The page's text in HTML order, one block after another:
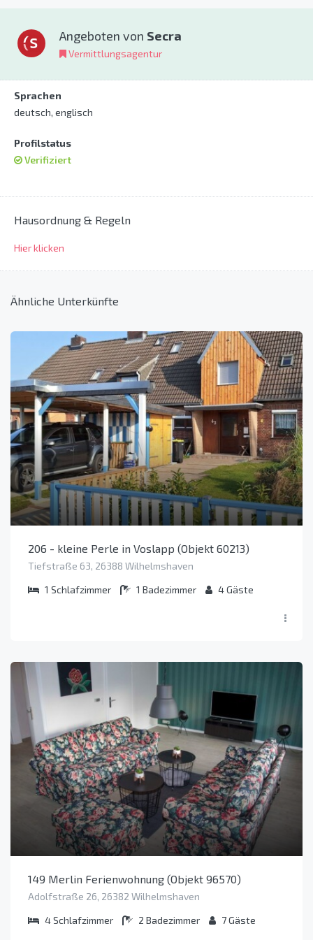
Angeboten von Secra
Vermittlungsagentur
Sprachen
deutsch, englisch
Profilstatus
Verifiziert
Hausordnung & Regeln
Hier klicken
Ähnliche Unterkünfte
206 - kleine Perle in Voslapp (Objekt 60213)
Tiefstraße 63, 26388 Wilhelmshaven
1 Schlafzimmer 1 Badezimmer 4Gäste
149 Merlin Ferienwohnung (Objekt 96570)
Adolfstraße 26, 26382 Wilhelmshaven
4Schlafzimmer 2 Badezimmer 7Gäste